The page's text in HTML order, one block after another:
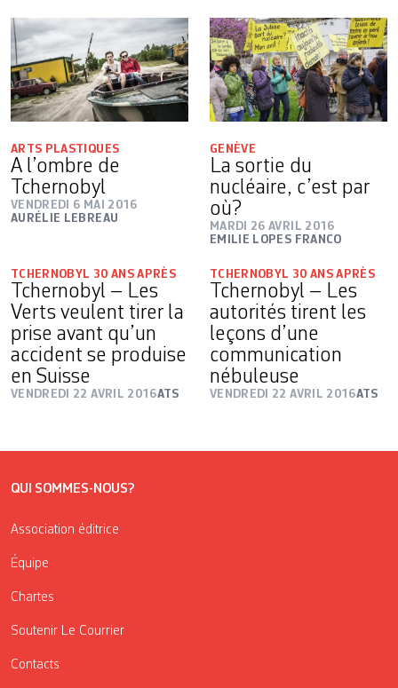
ARTS PLASTIQUES
A l’ombre de
Tchernobyl
VENDREDI 6 MAI 2016
AURÉLIE LEBREAU
GENÈVE
La sortie du
nucléaire, c’est par
où?
MARDI 26 AVRIL 2016
EMILIE LOPES FRANCO
TCHERNOBYL 30 ANS APRÈS
Tchernobyl – Les
Verts veulent tirer la
prise avant qu’un
accident se produise
en Suisse
VENDREDI 22 AVRIL 2016ATS
TCHERNOBYL 30 ANS APRÈS
Tchernobyl – Les
autorités tirent les
leçons d’une
communication
nébuleuse
VENDREDI 22 AVRIL 2016ATS
QUI SOMMES-NOUS?
Association éditrice
Équipe
Chartes
Soutenir Le Courrier
Contacts